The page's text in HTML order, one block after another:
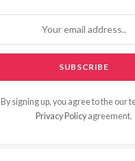
By signing up, you agree to the our
Privacy Policy agreement.